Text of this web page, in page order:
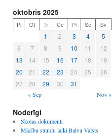
oktobris 2025
Pi Ot Tr Ce Pi Se Sv
1 2 3 4
5
6
7 8 9 10 11
12
13
14 15 16 17 18
19
20
21 22 23 24 25
26
27
28 29 30 31
« Sep Nov »
Noderīgi
Skolas dokumenti
Mācību stundu laiki Balvu Valsts